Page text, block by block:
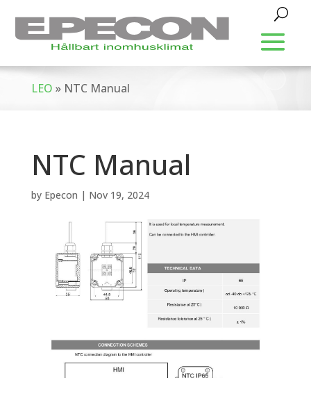
LEO » NTC Manual
NTC Manual
by Epecon | Nov 19, 2024